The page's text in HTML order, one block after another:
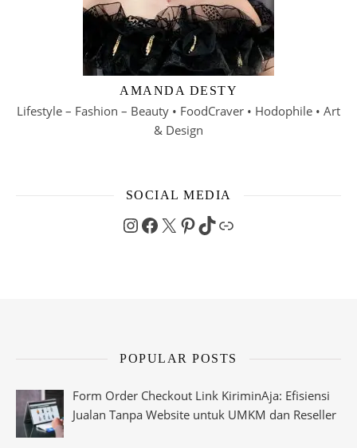
AMANDA DESTY
Lifestyle – Fashion – Beauty • FoodCraver • Hodophile • Art
& Design
SOCIAL MEDIA
Instagram
Facebook
X Pinterest
TikTok
Link
POPULAR POSTS
Form Order Checkout Link KiriminAja: Efisiensi
Jualan Tanpa Website untuk UMKM dan Reseller